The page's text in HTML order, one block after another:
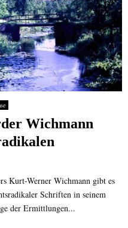
Wichmann
Kurt-Werner Wichmann gibt es
Schriften in seinem
der Ermittlungen...